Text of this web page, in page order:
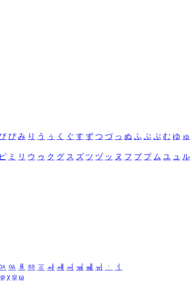
ぴ み り う ぅ く ぐ す ず つ づ っ ぬ ふ ぶ ぷ む ゆ ゅ
ピ ミ リ ウ ゥ ク グ ス ズ ツ ヅ ッ ヌ フ ブ プ ム ユ ュ ル
ㆃ ㆄ ㆅ ㆆ ㆇ ㆈ ㆉ ㆊ ㆋ ㆌ ㆍ
ㆎ
φ χ ψ ω